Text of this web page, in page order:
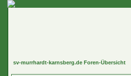
sv-murrhardt-karnsberg.de Foren-Übersicht